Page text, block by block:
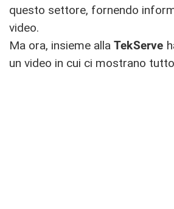
questo settore, fornendo
video.
Ma ora, insieme alla TekServe
un video in cui ci mostrano